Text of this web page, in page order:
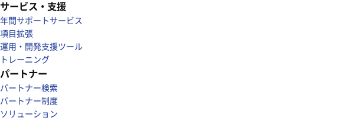
サービス・支援
年間サポートサービス
項目拡張
運用・開発支援ツール
トレーニング
パートナー
パートナー検索
パートナー制度
ソリューション